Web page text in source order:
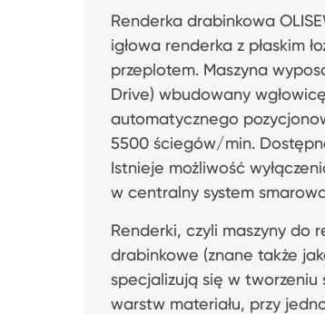
Renderka drabinkowa
igłowa renderka z płaskim
przeplotem. Maszyna
Drive) wbudowany
automatycznego
5500 ściegów/min.
Istnieje możliwość
w centralny system
Renderki, czyli maszyny do
drabinkowe (znane także
specjalizują się w tworzeniu
warstw materiału, przy